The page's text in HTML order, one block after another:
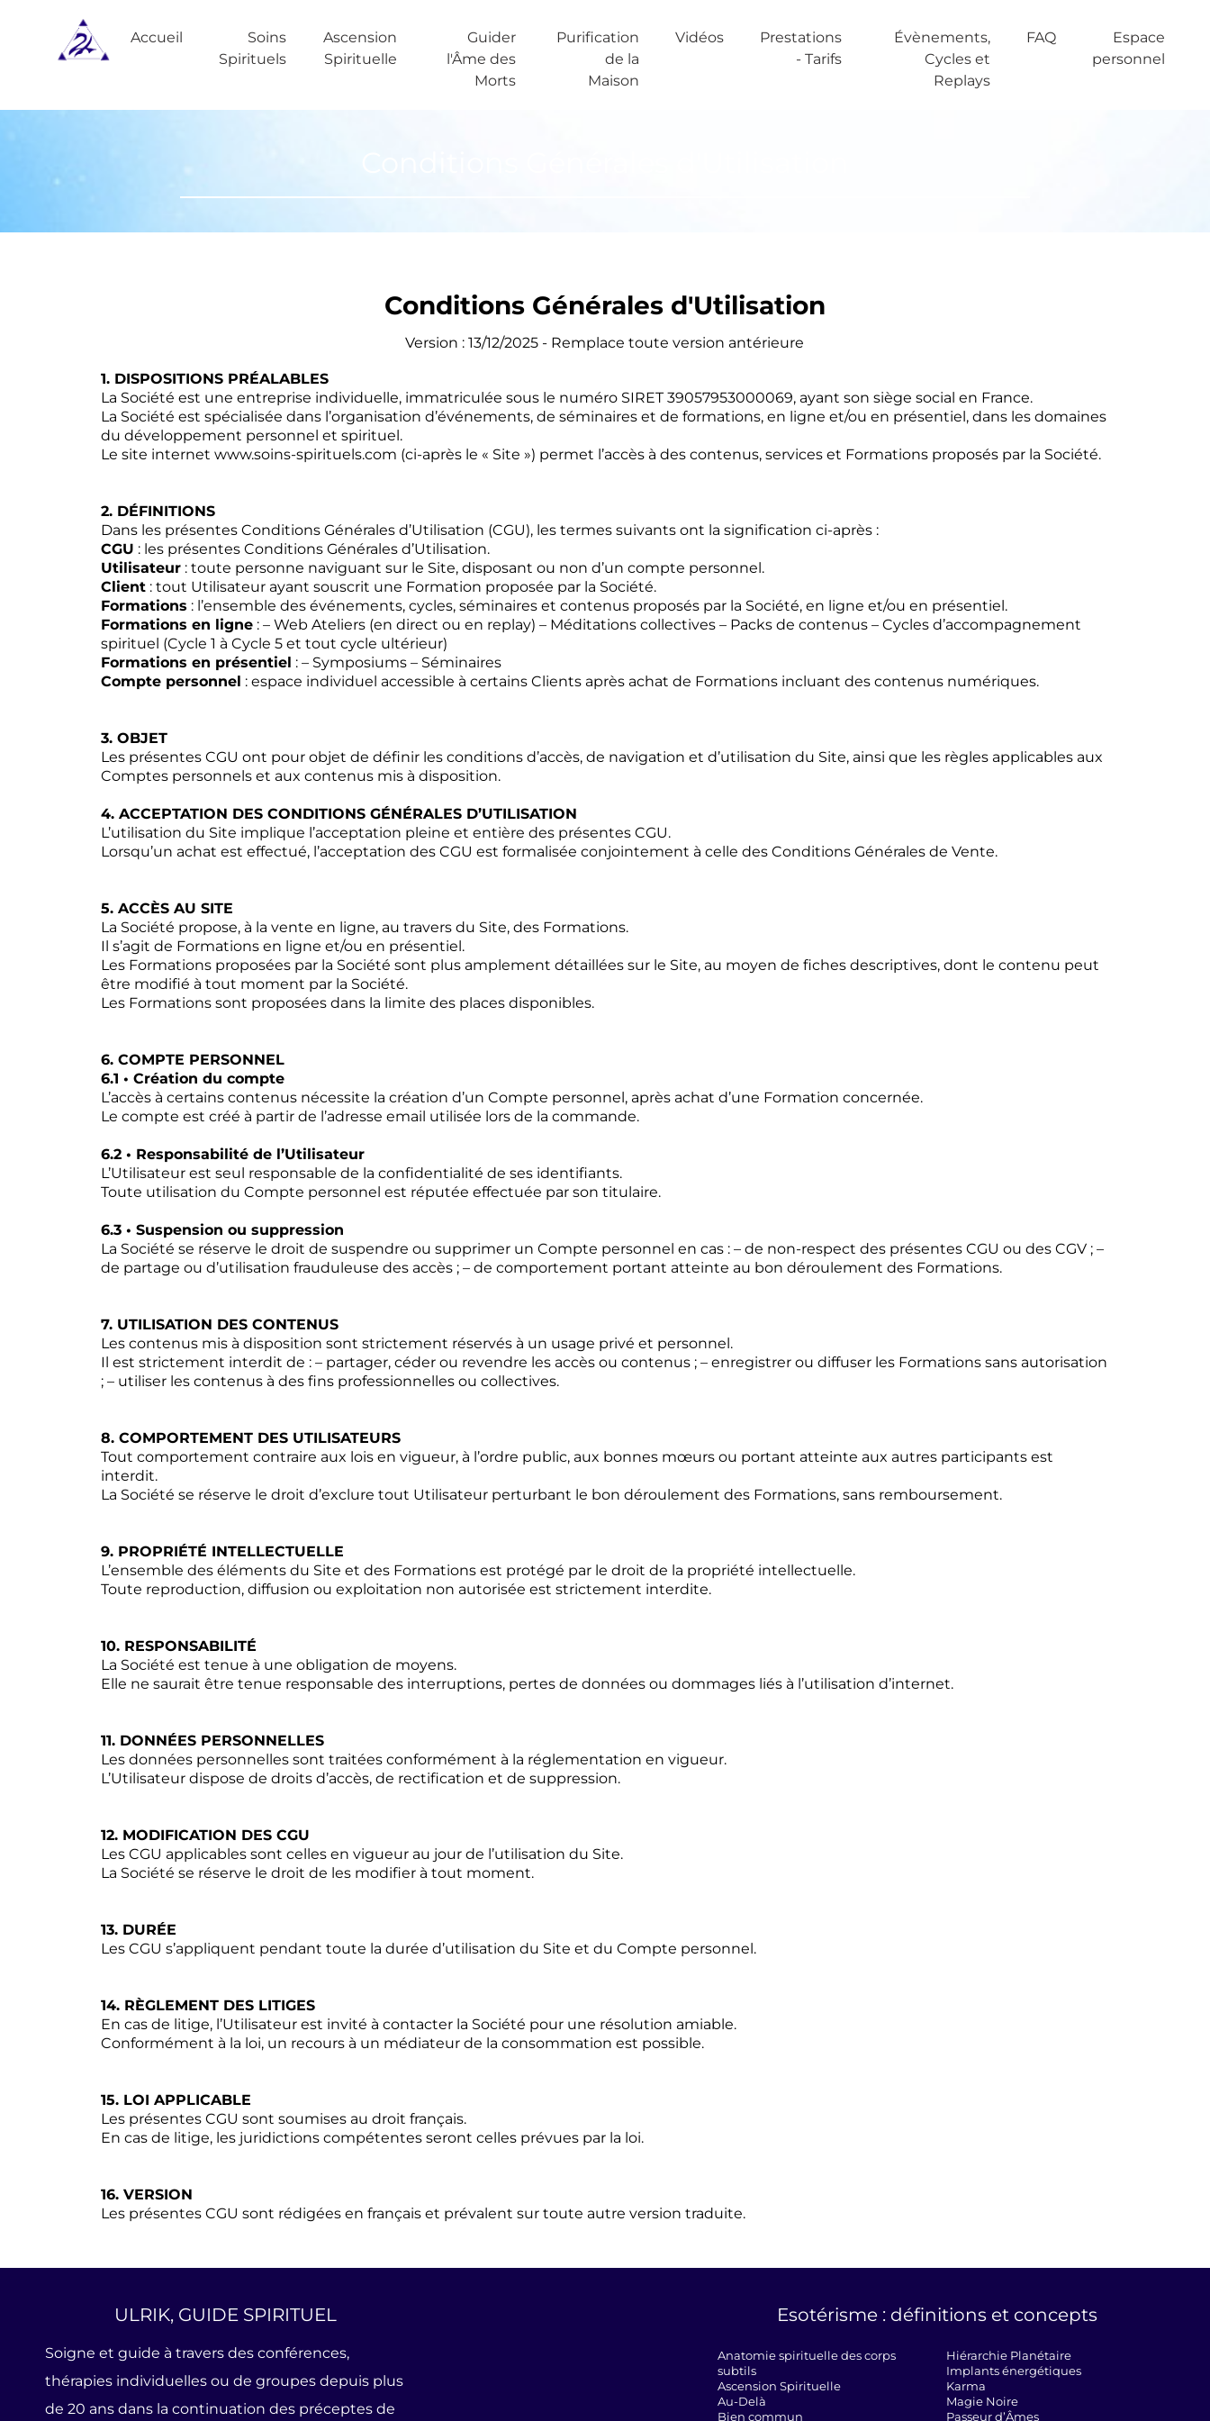
Accueil
Soins
Spirituels
Ascension
Spirituelle
Guider
l'Âme des
Morts
Purification
de la
Maison
Vidéos
Prestations
- Tarifs
Évènements,
Cycles et
Replays
FAQ
Espace
personnel
Conditions Générales d'Utilisation
Version : 13/12/2025 - Remplace toute version antérieure
1. DISPOSITIONS PRÉALABLES ​​​​​​​
La Société est une entreprise individuelle, immatriculée sous le numéro SIRET 39057953000069, ayant son siège social en France.
La Société est spécialisée dans l’organisation d’événements, de séminaires et de formations, en ligne et/ou en présentiel, dans les domaines
du développement personnel et spirituel.
Le site internet www.soins-spirituels.com (ci-après le « Site ») permet l’accès à des contenus, services et Formations proposés par la Société.
2. DÉFINITIONS
Dans les présentes Conditions Générales d’Utilisation (CGU), les termes suivants ont la signification ci-après :
CGU : les présentes Conditions Générales d’Utilisation.
Utilisateur : toute personne naviguant sur le Site, disposant ou non d’un compte personnel.
Client : tout Utilisateur ayant souscrit une Formation proposée par la Société.
Formations : l’ensemble des événements, cycles, séminaires et contenus proposés par la Société, en ligne et/ou en présentiel.
Formations en ligne : – Web Ateliers (en direct ou en replay) – Méditations collectives – Packs de contenus – Cycles d’accompagnement
spirituel (Cycle 1 à Cycle 5 et tout cycle ultérieur)
Formations en présentiel : – Symposiums – Séminaires
Compte personnel : espace individuel accessible à certains Clients après achat de Formations incluant des contenus numériques.
3. OBJET
Les présentes CGU ont pour objet de définir les conditions d’accès, de navigation et d’utilisation du Site, ainsi que les règles applicables aux
Comptes personnels et aux contenus mis à disposition.
4. ACCEPTATION DES CONDITIONS GÉNÉRALES D’UTILISATION
L’utilisation du Site implique l’acceptation pleine et entière des présentes CGU.
Lorsqu’un achat est effectué, l’acceptation des CGU est formalisée conjointement à celle des Conditions Générales de Vente.
5. ACCÈS AU SITE
La Société propose, à la vente en ligne, au travers du Site, des Formations.
Il s’agit de Formations en ligne et/ou en présentiel.
Les Formations proposées par la Société sont plus amplement détaillées sur le Site, au moyen de fiches descriptives, dont le contenu peut
être modifié à tout moment par la Société.
Les Formations sont proposées dans la limite des places disponibles.
6. COMPTE PERSONNEL
6.1 • Création du compte
L’accès à certains contenus nécessite la création d’un Compte personnel, après achat d’une Formation concernée.
Le compte est créé à partir de l’adresse email utilisée lors de la commande.
6.2 • Responsabilité de l’Utilisateur
L’Utilisateur est seul responsable de la confidentialité de ses identifiants.
Toute utilisation du Compte personnel est réputée effectuée par son titulaire.
6.3 • Suspension ou suppression
La Société se réserve le droit de suspendre ou supprimer un Compte personnel en cas : – de non-respect des présentes CGU ou des CGV ; –
de partage ou d’utilisation frauduleuse des accès ; – de comportement portant atteinte au bon déroulement des Formations.
7. UTILISATION DES CONTENUS
Les contenus mis à disposition sont strictement réservés à un usage privé et personnel.
Il est strictement interdit de : – partager, céder ou revendre les accès ou contenus ; – enregistrer ou diffuser les Formations sans autorisation
; – utiliser les contenus à des fins professionnelles ou collectives.
8. COMPORTEMENT DES UTILISATEURS
Tout comportement contraire aux lois en vigueur, à l’ordre public, aux bonnes mœurs ou portant atteinte aux autres participants est
interdit.
La Société se réserve le droit d’exclure tout Utilisateur perturbant le bon déroulement des Formations, sans remboursement.
9. PROPRIÉTÉ INTELLECTUELLE
L’ensemble des éléments du Site et des Formations est protégé par le droit de la propriété intellectuelle.
Toute reproduction, diffusion ou exploitation non autorisée est strictement interdite.
10. RESPONSABILITÉ
La Société est tenue à une obligation de moyens.
Elle ne saurait être tenue responsable des interruptions, pertes de données ou dommages liés à l’utilisation d’internet.
11. DONNÉES PERSONNELLES
Les données personnelles sont traitées conformément à la réglementation en vigueur.
L’Utilisateur dispose de droits d’accès, de rectification et de suppression.
12. MODIFICATION DES CGU
Les CGU applicables sont celles en vigueur au jour de l’utilisation du Site.
La Société se réserve le droit de les modifier à tout moment.
13. DURÉE
Les CGU s’appliquent pendant toute la durée d’utilisation du Site et du Compte personnel.
14. RÈGLEMENT DES LITIGES
En cas de litige, l’Utilisateur est invité à contacter la Société pour une résolution amiable.
Conformément à la loi, un recours à un médiateur de la consommation est possible.
15. LOI APPLICABLE
Les présentes CGU sont soumises au droit français.
En cas de litige, les juridictions compétentes seront celles prévues par la loi.
16. VERSION
Les présentes CGU sont rédigées en français et prévalent sur toute autre version traduite.
ULRIK, GUIDE SPIRITUEL
Soigne et guide à travers des conférences,
thérapies individuelles ou de groupes depuis plus
de 20 ans dans la continuation des préceptes de
Esotérisme : définitions et concepts
Anatomie spirituelle des corps
subtils
Ascension Spirituelle
Au-Delà
Bien commun
Hiérarchie Planétaire
Implants énergétiques
Karma
Magie Noire
Passeur d’Âmes